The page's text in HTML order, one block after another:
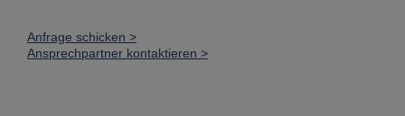
Anfrage schicken >
Ansprechpartner kontaktieren >